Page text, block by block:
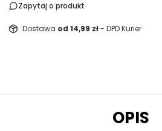
Zapytaj o produkt
Dostawa od 14,99 zł- DPD Kurier
OPIS